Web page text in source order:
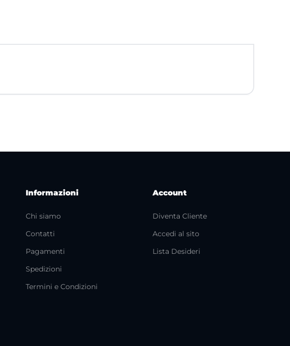
Informazioni
Chi siamo
Contatti
Pagamenti
Spedizioni
Termini e Condizioni
Account
Diventa Cliente
Accedi al sito
Lista Desideri